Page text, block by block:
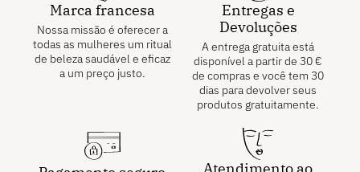
Marca francesa
Nossa missão é oferecer a
todas as mulheres um ritual
de beleza saudável e eficaz
a um preço justo.
Entregas e
Devoluções
A entrega gratuita está
disponível a partir de 30 €
de compras e você tem 30
dias para devolver seus
produtos gratuitamente.